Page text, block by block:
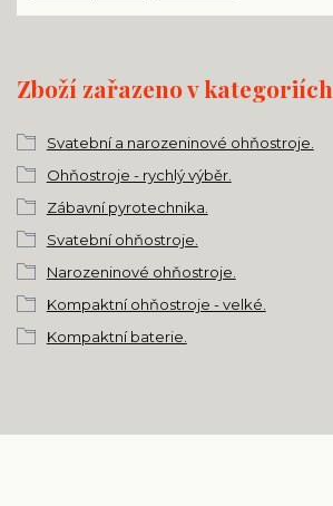
Zboží zařazeno v kategoriích
Svatební a narozeninové ohňostroje.
Ohňostroje - rychlý výběr.
Zábavní pyrotechnika.
Svatební ohňostroje.
Narozeninové ohňostroje.
Kompaktní ohňostroje - velké.
Kompaktní baterie.